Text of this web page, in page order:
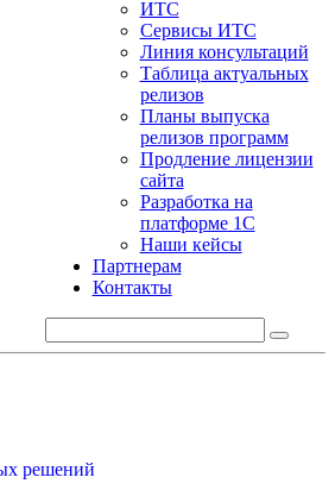
ИТС
Сервисы ИТС
Линия консультаций
Таблица актуальных
релизов
Планы выпуска
релизов программ
Продление лицензии
сайта
Разработка на
платформе 1С
Наши кейсы
Партнерам
Контакты
решений